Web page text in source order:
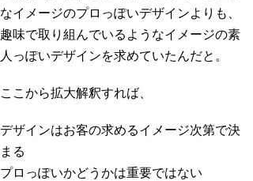
なイメージのプロっぽいデザインよりも、
趣味で取り組んでいるようなイメージの素
人っぽいデザインを求めていたんだと。
ここから拡大解釈すれば、
デザインはお客の求めるイメージ次第で決
まる
プロっぽいかどうかは重要ではない